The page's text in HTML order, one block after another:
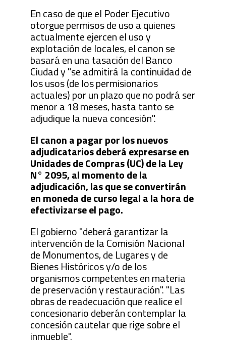
En caso de que el Poder Ejecutivo
otorgue permisos de uso a quienes
actualmente ejercen el uso y
explotación de locales, el canon se
basará en una tasación del Banco
Ciudad y "se admitirá la continuidad de
los usos (de los permisionarios
actuales) por un plazo que no podrá ser
menor a 18 meses, hasta tanto se
adjudique la nueva concesión".
El canon a pagar por los nuevos
adjudicatarios deberá expresarse en
Unidades de Compras (UC) de la Ley
N° 2095, al momento de la
adjudicación, las que se convertirán
en moneda de curso legal a la hora de
efectivizarse el pago.
El gobierno "deberá garantizar la
intervención de la Comisión Nacional
de Monumentos, de Lugares y de
Bienes Históricos y/o de los
organismos competentes en materia
de preservación y restauración". "Las
obras de readecuación que realice el
concesionario deberán contemplar la
concesión cautelar que rige sobre el
inmueble".